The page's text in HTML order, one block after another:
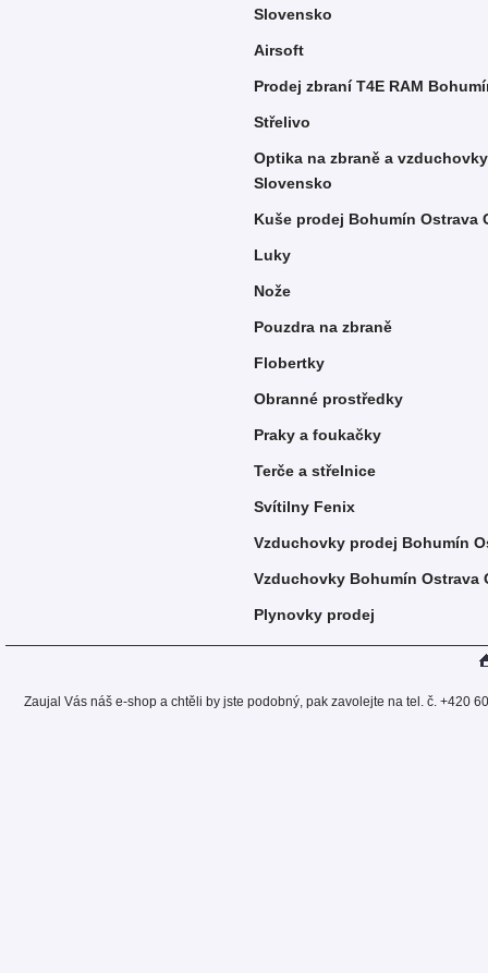
Slovensko
Airsoft
Prodej zbraní T4E RAM
Střelivo
Optika na zbraně a
Slovensko
Kuše prodej Bohumín Ostrava
Luky
Nože
Pouzdra na zbraně
Flobertky
Obranné prostředky
Praky a foukačky
Terče a střelnice
Svítilny Fenix
Vzduchovky prodej Bohumín
Vzduchovky Bohumín Ostrava
Plynovky prodej
Zaujal Vás náš e-shop a chtěli by jste podobný, pak zavolejte na tel. č. +420